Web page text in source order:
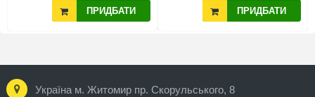
ПРИДБАТИ ПРИДБАТИ
Україна м. Житомир пр. Скорульського, 8